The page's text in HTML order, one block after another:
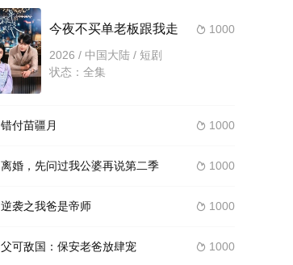
 1000
今夜不买单老板跟我走
2026 / 中国大陆 / 短剧
状态：全集
 1000
错付苗疆月
 1000
离婚，先问过我公婆再说第二季
 1000
逆袭之我爸是帝师
 1000
父可敌国：保安老爸放肆宠